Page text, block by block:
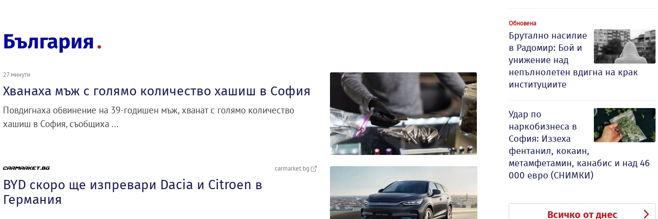
България
27 минути
Хванаха мъж с голямо количество хашиш в София
Повдигнаха обвинение на 39-годишен мъж, хванат с голямо количество
хашиш в София, съобщиха ...
carmarket.bg
BYD скоро ще изпревари Dacia и Citroеn в
Германия
Обновена
Брутално насилие
в Радомир: Бой и
унижение над
непълнолетен вдигна на крак
институциите
Удар по
наркобизнеса в
София: Иззеха
фентанил, кокаин,
метамфетамин, канабис и над 46
000 евро (СНИМКИ)
Всичко от днес